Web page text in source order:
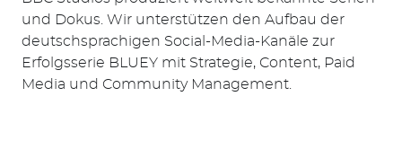
und Dokus. Wir unterstützen den Aufbau der
deutschsprachigen Social-Media-Kanäle zur
Erfolgsserie BLUEY mit Strategie, Content, Paid
Media und Community Management.